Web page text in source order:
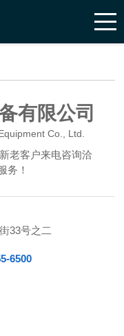
有限公司
Co., Ltd.
老客户来电咨询洽
务！
33号之二
6500